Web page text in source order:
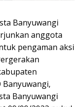
Banyuwangi
anggota
pengaman aksi
Banyuwangi,
Banyuwangi